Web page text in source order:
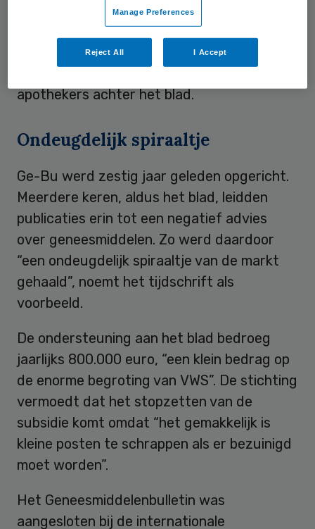
van medicijnen, apothekers en specialisten
nog meer afhankelijk van eenzijdige
informatie van de farmaceutische
apothekers achter het blad.
Ondeugdelijk spiraaltje
Ge-Bu werd zestig jaar geleden opgericht.
Meerdere keren, aldus het blad, leidden
publicaties erin tot een negatief advies
over geneesmiddelen. Zo werd daardoor
“een ondeugdelijk spiraaltje van de markt
gehaald”, noemt het tijdschrift als
voorbeeld.
De ondersteuning aan het blad bedroeg
jaarlijks 800.000 euro, “een klein bedrag op
de enorme begroting van VWS”. De stichting
vermoedt dat het stopzetten van de
subsidie komt omdat “het gemakkelijk is
kleine posten te schrappen als er bezuinigd
moet worden”.
Het Geneesmiddelenbulletin was
aangesloten bij de internationale
Manage Preferences
Reject All I Accept